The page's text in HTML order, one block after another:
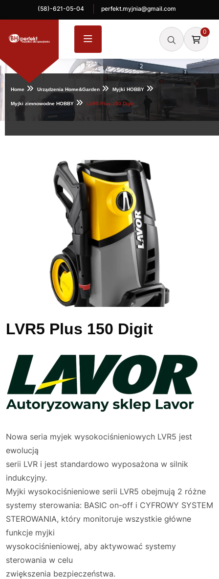
(58)-621-05-04 perfekt.myjnia@gmail.com
0
Home Urządzenia Home&Garden Myjki HOBBY
Myjki zimnowodne HOBBY LVR5 Plus 150 Digit
LVR5 Plus 150 Digit
Nowa seria myjek wysokociśnieniowych LVR5 jest
ewolucją
serii LVR i jest standardowo wyposażona w silnik
indukcyjny.
Myjki wysokociśnieniowe serii LVR5 obejmują 2 różne
systemy sterowania: BASIC on-off i CYFROWY SYSTEM
STEROWANIA, który monitoruje wszystkie główne
funkcje myjki
wysokociśnieniowej, aby aktywować systemy
sterowania w celu
zwiększenia bezpieczeństwa.